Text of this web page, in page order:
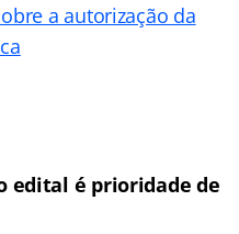
a autorização da
edital é prioridade de